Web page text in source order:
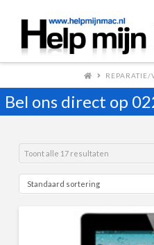
REPARATIE/
Bel ons direct op
Toont alle 17 resultaten